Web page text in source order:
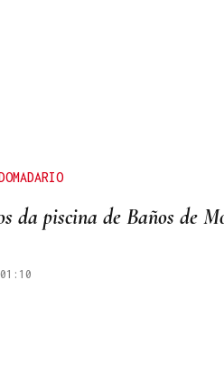
da piscina de Baños de